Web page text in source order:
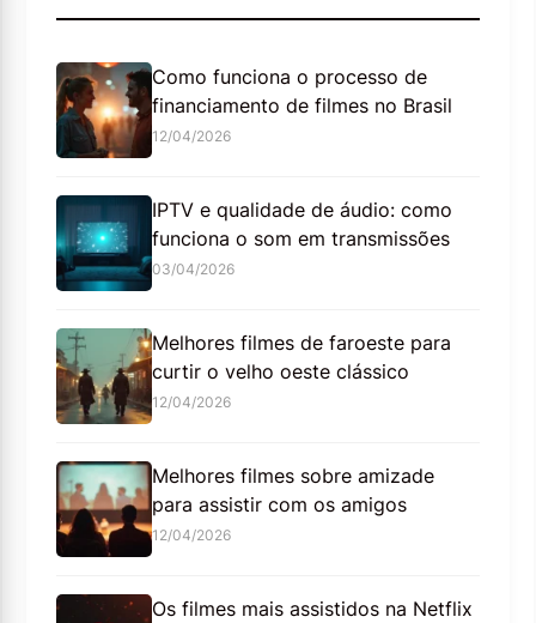
Como funciona o processo de
financiamento de filmes no Brasil
12/04/2026
IPTV e qualidade de áudio: como
funciona o som em transmissões
03/04/2026
Melhores filmes de faroeste para
curtir o velho oeste clássico
12/04/2026
Melhores filmes sobre amizade
para assistir com os amigos
12/04/2026
Os filmes mais assistidos na Netflix